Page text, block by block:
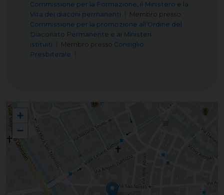
Commissione per la Formazione, il Ministero e la
Vita dei diaconi permanenti
Membro presso
Commissione per la promozione all’Ordine del
Diaconato Permanente e ai Ministeri
istituiti
Membro presso Consiglio
Presbiterale
Istituto Superiore di Scienze Religiose Giovanni Paolo I (ISSR)
+
−